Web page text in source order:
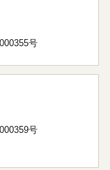
号
号